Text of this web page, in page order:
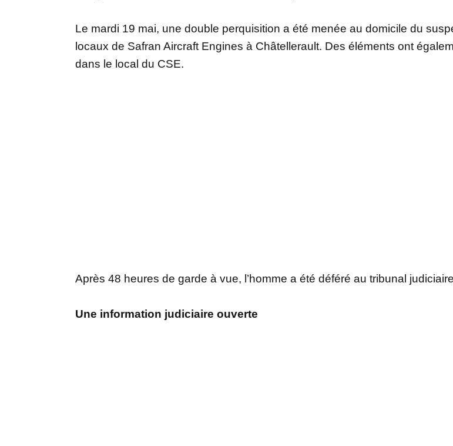
Le mardi 19 mai, une double perquisition a été menée au domicile du
locaux de Safran Aircraft Engines à Châtellerault. Des éléments ont
dans le local du CSE.
Après 48 heures de garde à vue, l’homme a été déféré au tribunal
Une information judiciaire ouverte